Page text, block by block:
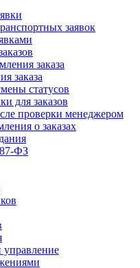
заявок
заказа
заказа
статусов
для заказов
проверки менеджером
о заказах
ФЗ
управление